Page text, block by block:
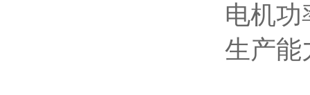
电机功
生产能